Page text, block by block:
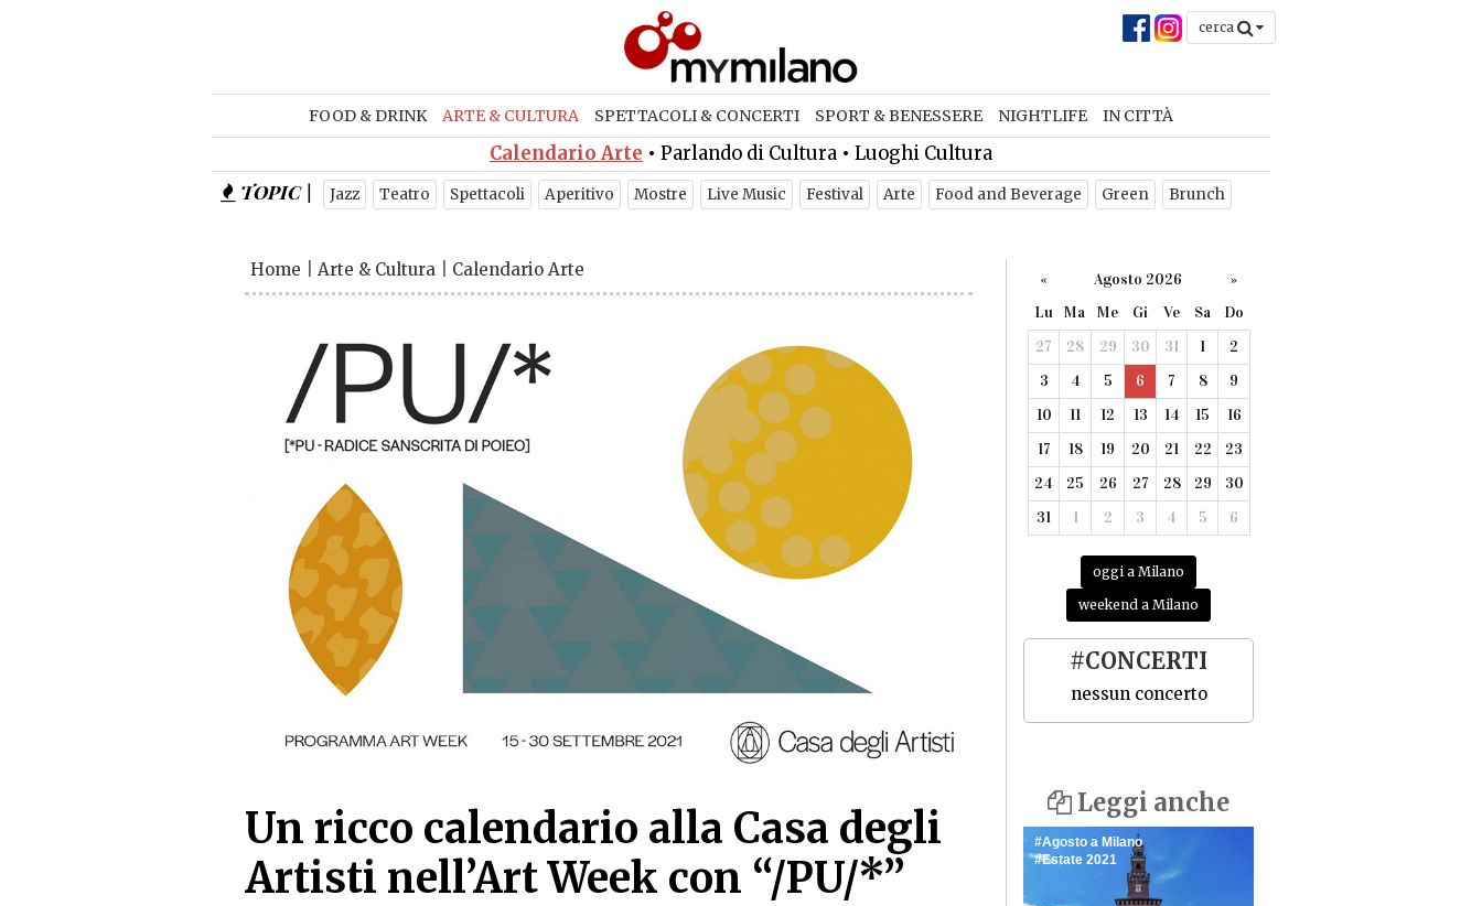
cerca
FOOD & DRINK ARTE & CULTURA SPETTACOLI & CONCERTI SPORT & BENESSERE NIGHTLIFE IN CITTÀ
Calendario Arte • Parlando di Cultura • Luoghi Cultura
TOPIC | Jazz Teatro Spettacoli Aperitivo Mostre Live Music Festival Arte Food and Beverage Green Brunch
Home Arte & Cultura Calendario Arte
Un ricco calendario alla Casa degli
Artisti nell’Art Week con “/PU/*”
« Agosto 2026
»
Lu
Ma Me Gi Ve Sa
Do
27
28 29 30 31 1
2
3
4 5 6 7 8
9
10
11 12 13 14 15
16
17
18 19 20 21 22
23
24
25 26 27 28 29
30
31
1 2 3 4 5 6
oggi a Milano
weekend a Milano
#CONCERTI
nessun concerto
Leggi anche
Agosto a Milano
Estate 2021